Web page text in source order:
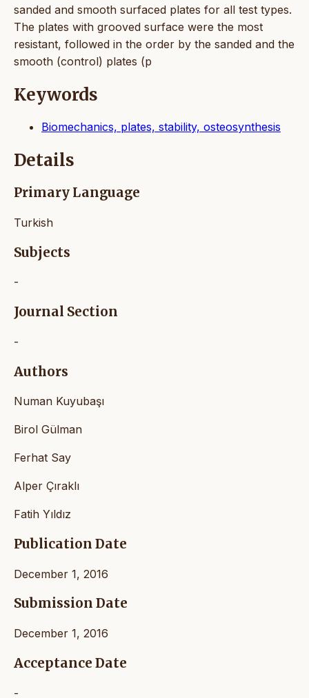
sanded and smooth surfaced plates for all test types.
The plates with grooved surface were the most
resistant, followed in the order by the sanded and the
smooth (control) plates (p
Keywords
Biomechanics, plates, stability, osteosynthesis
Details
Primary Language
Turkish
Subjects
-
Journal Section
-
Authors
Numan Kuyubaşı
Birol Gülman
Ferhat Say
Alper Çıraklı
Fatih Yıldız
Publication Date
December 1, 2016
Submission Date
December 1, 2016
Acceptance Date
-